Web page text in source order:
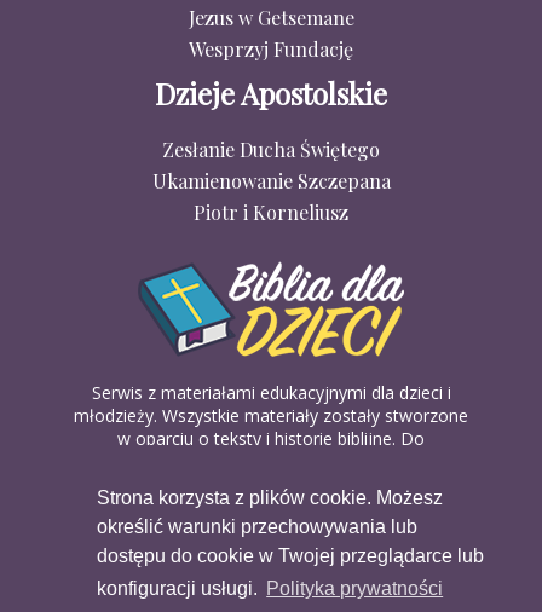
Strona korzysta z plików cookie. Możesz
określić warunki przechowywania lub
dostępu do cookie w Twojej przeglądarce lub
konfiguracji usługi. Polityka prywatności
Jezus w Getsemane
Wesprzyj Fundację
Dzieje Apostolskie
Zesłanie Ducha Świętego
Ukamienowanie Szczepana
Piotr i Korneliusz
Serwis z materiałami edukacyjnymi dla dzieci i
młodzieży. Wszystkie materiały zostały stworzone
w oparciu o teksty i historie biblijne. Do
biblijnych. Można je pobierać, drukować i
udostępniać bez żadnych opłat. Materiałów
dostępnych na serwisie nie można wykorzystywać
w celach komercyjnych.